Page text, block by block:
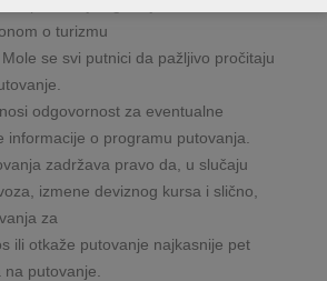
o turizmu
se svi putnici da pažljivo pročitaju
odgovornost za eventualne
informacije o programu putovanja.
zadržava pravo da, u slučaju
izmene deviznog kursa i slično,
za
ili otkaže putovanje najkasnije pet
putovanje.